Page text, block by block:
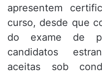
apresentem
curso, desde que
do exame de
candidatos
aceitas sob